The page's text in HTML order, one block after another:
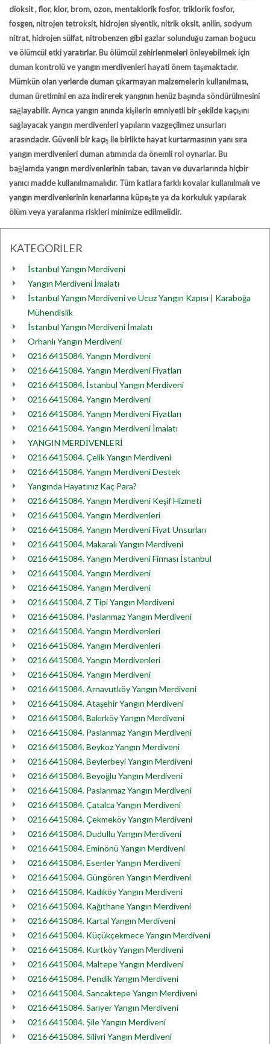
dioksit , flor, klor, brom, ozon, mentaklorik fosfor, triklorik fosfor,
fosgen, nitrojen tetroksit, hidrojen siyentik, nitrik oksit, anilin, sodyum
nitrat, hidrojen sülfat, nitrobenzen gibi gazlar solunduğu zaman boğucu
ve ölümcül etki yaratırlar. Bu ölümcül zehirlenmeleri önleyebilmek için
duman kontrolü ve yangın merdivenleri hayati önem taşımaktadır.
Mümkün olan yerlerde duman çıkarmayan malzemelerin kullanılması,
duman üretimini en aza indirerek yangının henüz başında söndürülmesini
sağlayabilir. Ayrıca yangın anında kişilerin emniyetli bir şekilde kaçışını
sağlayacak yangın merdivenleri yapıların vazgeçilmez unsurları
arasındadır. Güvenli bir kaçış ile birlikte hayat kurtarmasının yanı sıra
yangın merdivenleri duman atımında da önemli rol oynarlar. Bu
bağlamda yangın merdivenlerinin taban, tavan ve duvarlarında hiçbir
yanıcı madde kullanılmamalıdır. Tüm katlara farklı kovalar kullanılmalı ve
yangın merdivenlerinin kenarlarına küpeşte ya da korkuluk yapılarak
ölüm veya yaralanma riskleri minimize edilmelidir.
KATEGORİLER
İstanbul Yangın Merdiveni
Yangın Merdiveni İmalatı
İstanbul Yangın Merdiveni ve Ucuz Yangın Kapısı | Karaboğa
Mühendislik
İstanbul Yangın Merdiveni İmalatı
Orhanlı Yangın Merdiveni
0216 6415084. Yangın Merdiveni
0216 6415084. Yangın Merdiveni Fiyatları
0216 6415084. İstanbul Yangın Merdiveni
0216 6415084. Yangın Merdiveni
0216 6415084. Yangın Merdiveni Fiyatları
0216 6415084. Yangın Merdiveni İmalatı
YANGIN MERDİVENLERİ
0216 6415084. Çelik Yangın Merdiveni
0216 6415084. Yangın Merdiveni Destek
Yangında Hayatınız Kaç Para?
0216 6415084. Yangın Merdiveni Keşif Hizmeti
0216 6415084. Yangın Merdivenleri
0216 6415084. Yangın Merdiveni Fiyat Unsurları
0216 6415084. Makaralı Yangın Merdiveni
0216 6415084. Yangın Merdiveni Firması İstanbul
0216 6415084. Yangın Merdiveni
0216 6415084. Yangın Merdiveni
0216 6415084. Z Tipi Yangın Merdiveni
0216 6415084. Paslanmaz Yangın Merdiveni
0216 6415084. Yangın Merdivenleri
0216 6415084. Yangın Merdivenleri
0216 6415084. Yangın Merdivenleri
0216 6415084. Yangın Merdiveni
0216 6415084. Arnavutköy Yangın Merdiveni
0216 6415084. Ataşehir Yangın Merdiveni
0216 6415084. Bakırköy Yangın Merdiveni
0216 6415084. Paslanmaz Yangın Merdiveni
0216 6415084. Beykoz Yangın Merdiveni
0216 6415084. Beylerbeyi Yangın Merdiveni
0216 6415084. Beyoğlu Yangın Merdiveni
0216 6415084. Paslanmaz Yangın Merdiveni
0216 6415084. Çatalca Yangın Merdiveni
0216 6415084. Çekmeköy Yangın Merdiveni
0216 6415084. Dudullu Yangın Merdiveni
0216 6415084. Eminönü Yangın Merdiveni
0216 6415084. Esenler Yangın Merdiveni
0216 6415084. Güngören Yangın Merdiveni
0216 6415084. Kadıköy Yangın Merdiveni
0216 6415084. Kağıthane Yangın Merdiveni
0216 6415084. Kartal Yangın Merdiveni
0216 6415084. Küçükçekmece Yangın Merdiveni
0216 6415084. Kurtköy Yangın Merdiveni
0216 6415084. Maltepe Yangın Merdiveni
0216 6415084. Pendik Yangın Merdiveni
0216 6415084. Sancaktepe Yangın Merdiveni
0216 6415084. Sarıyer Yangın Merdiveni
0216 6415084. Şile Yangın Merdiveni
0216 6415084. Silivri Yangın Merdiveni